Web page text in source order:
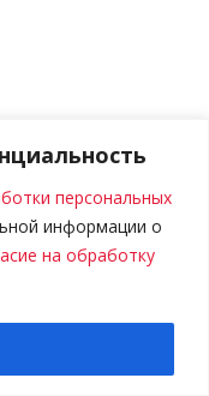
персональных
информации о
на обработку